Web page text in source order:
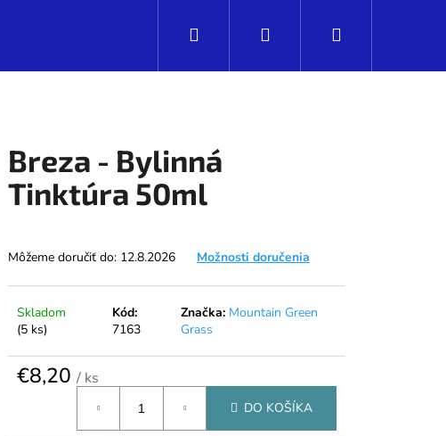
Prihlásenie
Breza - Bylinná
Tinktúra 50ml
Môžeme doručiť do: 12.8.2026 Možnosti doručenia
Skladom
(5 ks)
Kód:
7163
Značka: Mountain Green
Grass
€8,20 / ks
DO KOŠÍKA
MLIEČNA ČOKOLÁDA